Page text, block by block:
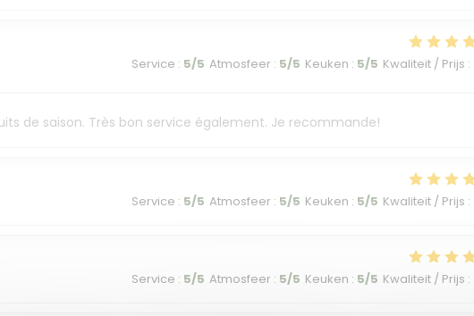
Service : 5/5 Atmosfeer: 5/5 Keuken : 5/5 Kwaliteit / Prijs :
de saison. Très bon service également. Je recommande!
Service : 5/5 Atmosfeer: 5/5 Keuken : 5/5 Kwaliteit / Prijs :
Service : 5/5 Atmosfeer: 5/5 Keuken : 5/5 Kwaliteit / Prijs :